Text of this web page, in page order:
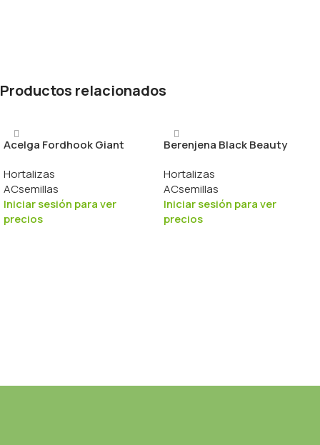
Productos relacionados
Acelga Fordhook Giant
Hortalizas
ACsemillas
Iniciar sesión para ver
precios
Berenjena Black Beauty
Hortalizas
ACsemillas
Iniciar sesión para ver
precios